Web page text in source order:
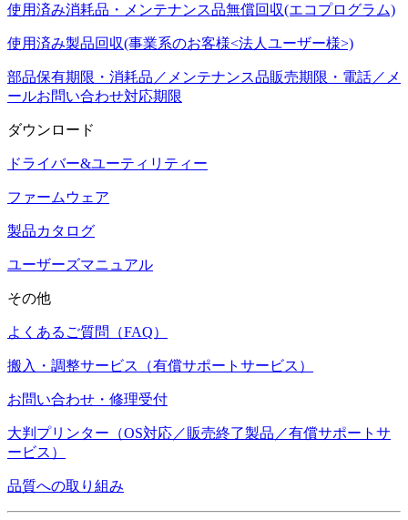
使用済み消耗品・メンテナンス品無償回収(エコプログラム)
使用済み製品回収(事業系のお客様<法人ユーザー様>)
部品保有期限・消耗品／メンテナンス品販売期限・電話／メ
ールお問い合わせ対応期限
ダウンロード
ドライバー&ユーティリティー
ファームウェア
製品カタログ
ユーザーズマニュアル
その他
よくあるご質問（FAQ）
搬入・調整サービス（有償サポートサービス）
お問い合わせ・修理受付
大判プリンター（OS対応／販売終了製品／有償サポートサ
ービス）
品質への取り組み